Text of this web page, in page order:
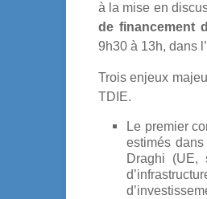
à la mise en
de financement
9h30 à 13h, dans
Trois enjeux
TDIE.
Le premier
estimés
Draghi (UE,